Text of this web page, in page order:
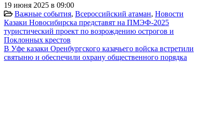
19 июня 2025 в 09:00
Важные события, Всероссийский атаман, Новости
Казаки Новосибирска представят на ПМЭФ-2025
туристический проект по возрождению острогов и
Поклонных крестов
В Уфе казаки Оренбургского казачьего войска встретили
святыню и обеспечили охрану общественного порядка